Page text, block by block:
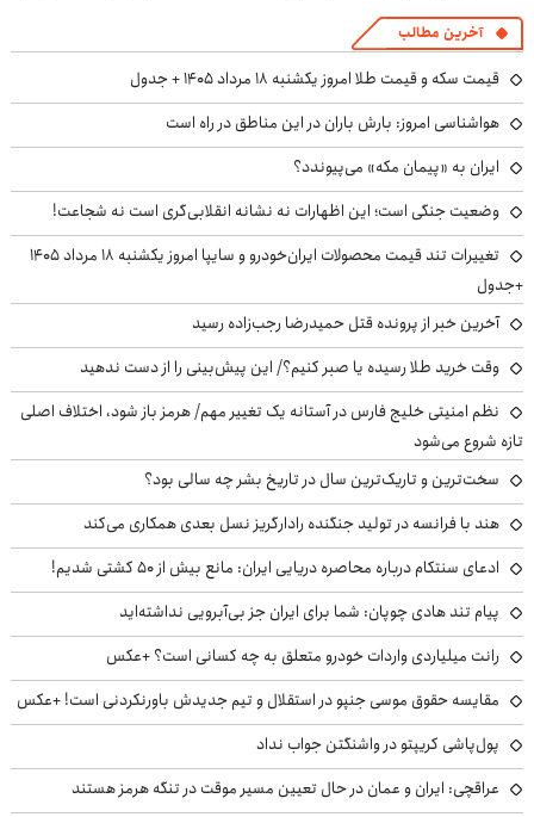
آخرین مطالب
قیمت سکه و قیمت طلا امروز یکشنبه ۱۸ مرداد ۱۴۰۵ + جدول
هواشناسی امروز: بارش باران در این مناطق در راه است
ایران به «پیمان مکه» می‌پیوندد؟
وضعیت جنگی است؛ این اظهارات نه نشانه انقلابی‌گری است نه شجاعت!
تغییرات تند قیمت محصولات ایران‌خودرو و سایپا امروز یکشنبه ۱۸ مرداد ۱۴۰۵
+جدول
آخرین خبر از پرونده قتل حمیدرضا رجب‌زاده رسید
وقت خرید طلا رسیده یا صبر کنیم؟/ این پیش‌بینی را از دست ندهید
نظم امنیتی خلیج فارس در آستانه یک تغییر مهم/ هرمز باز شود، اختلاف اصلی
تازه شروع می‌شود
سخت‌ترین و تاریک‌ترین سال در تاریخ بشر چه سالی بود؟
هند با فرانسه در تولید جنگنده رادارگریز نسل بعدی همکاری می‌کند
ادعای سنتکام درباره محاصره دریایی ایران: مانع بیش از ۵۰ کشتی شدیم!
پیام تند هادی چوپان: شما برای ایران جز بی‌آبرویی نداشته‌اید
رانت میلیاردی واردات خودرو متعلق به چه کسانی است؟ +عکس
مقایسه حقوق موسی جنپو در استقلال و تیم جدیدش باورنکردنی است! +عکس
پول‌پاشی کریپتو در واشنگتن جواب نداد
عراقچی: ایران و عمان در حال تعیین مسیر موقت در تنگه هرمز هستند